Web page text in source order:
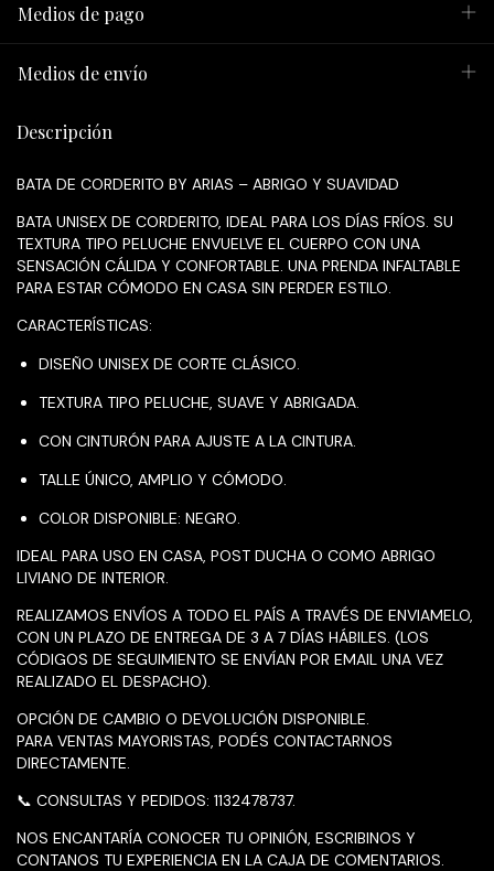
Medios de pago
Medios de envío
Descripción
BATA DE CORDERITO BY ARIAS – ABRIGO Y SUAVIDAD
BATA UNISEX DE CORDERITO, IDEAL PARA LOS DÍAS FRÍOS. SU
TEXTURA TIPO PELUCHE ENVUELVE EL CUERPO CON UNA
SENSACIÓN CÁLIDA Y CONFORTABLE. UNA PRENDA INFALTABLE
PARA ESTAR CÓMODO EN CASA SIN PERDER ESTILO.
CARACTERÍSTICAS:
DISEÑO UNISEX DE CORTE CLÁSICO.
TEXTURA TIPO PELUCHE, SUAVE Y ABRIGADA.
CON CINTURÓN PARA AJUSTE A LA CINTURA.
TALLE ÚNICO, AMPLIO Y CÓMODO.
COLOR DISPONIBLE: NEGRO.
IDEAL PARA USO EN CASA, POST DUCHA O COMO ABRIGO
LIVIANO DE INTERIOR.
REALIZAMOS ENVÍOS A TODO EL PAÍS A TRAVÉS DE ENVIAMELO,
CON UN PLAZO DE ENTREGA DE 3 A 7 DÍAS HÁBILES. (LOS
CÓDIGOS DE SEGUIMIENTO SE ENVÍAN POR EMAIL UNA VEZ
REALIZADO EL DESPACHO).
OPCIÓN DE CAMBIO O DEVOLUCIÓN DISPONIBLE.
PARA VENTAS MAYORISTAS, PODÉS CONTACTARNOS
DIRECTAMENTE.
📞 CONSULTAS Y PEDIDOS: 1132478737.
NOS ENCANTARÍA CONOCER TU OPINIÓN, ESCRIBINOS Y
CONTANOS TU EXPERIENCIA EN LA CAJA DE COMENTARIOS.